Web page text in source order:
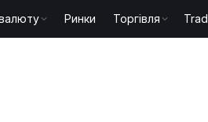
Ринки Торгівля